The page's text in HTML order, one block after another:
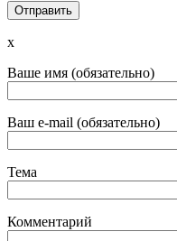
x
Ваше имя (обязательно)
Ваш e-mail (обязательно)
Тема
Комментарий